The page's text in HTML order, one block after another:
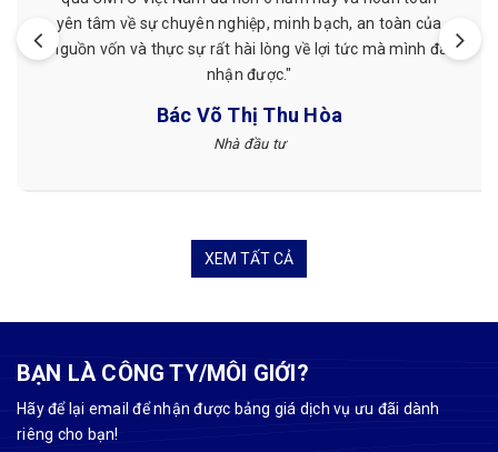
đã
hẹn. Mình đã từng làm ở nơi khác nhưng sau khi làm
CMTC Việt Nam mình thấy hài lòng hơn."
Tuyết Nguyễn
Khách hàng
XEM TẤT CẢ
BẠN LÀ CÔNG TY/MÔI GIỚI?
Hãy để lại email để nhận được bảng giá dịch vụ ưu đãi dành
riêng cho bạn!